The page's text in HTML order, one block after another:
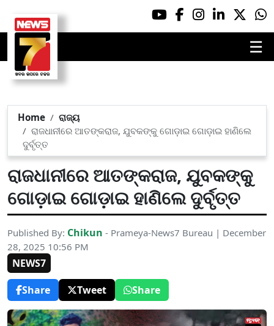
☰
Home
ରାଜ୍ୟ
ରାଜଧାନୀରେ ଆତଙ୍କରାଜ, ଯୁବକଙ୍କୁ ଗୋଡ଼ାଇ ଗୋଡ଼ାଇ ହାଣିଲେ
ଦୁର୍ବୃତ୍ତ
ରାଜଧାନୀରେ ଆତଙ୍କରାଜ, ଯୁବକଙ୍କୁ
ଗୋଡ଼ାଇ ଗୋଡ଼ାଇ ହାଣିଲେ ଦୁର୍ବୃତ୍ତ
Published By: Chikun - Prameya-News7 Bureau | December
28, 2025 10:56 PM
NEWS7
Share
Tweet Share